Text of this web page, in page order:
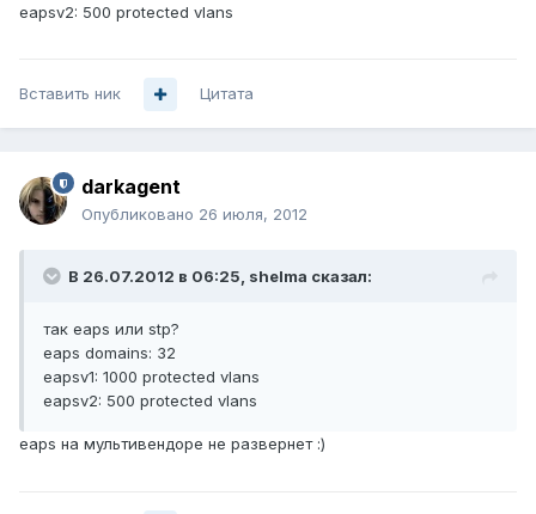
eapsv2: 500 protected vlans
Вставить ник Цитата
darkagent
Опубликовано 26 июля, 2012
В 26.07.2012 в 06:25, shelma сказал:
так eaps или stp?
eaps domains: 32
eapsv1: 1000 protected vlans
eapsv2: 500 protected vlans
eaps на мультивендоре не развернет :)